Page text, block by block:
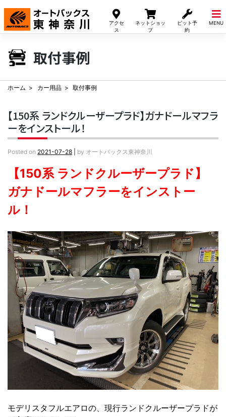
アクセ
ス
ネットショッ
プ
ピット予
約
MENU
Skip
content
取付事例
ホーム カー用品 取付事例
【150系 ランドクルーザープラド】ガナドールマフラ
ーをインストール！
Posted on 2021-07-28 by オートバックス東神奈川
【150系 ランドクルーザープラド】
ガナドールマフラーをインストー
ル！
モデリスタフルエアロの、現行ランドクルーザープラドが